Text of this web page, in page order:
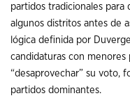
partidos tradicionales para
algunos distritos antes de
lógica definida por
candidaturas con
“desaprovechar” su voto,
partidos dominantes.